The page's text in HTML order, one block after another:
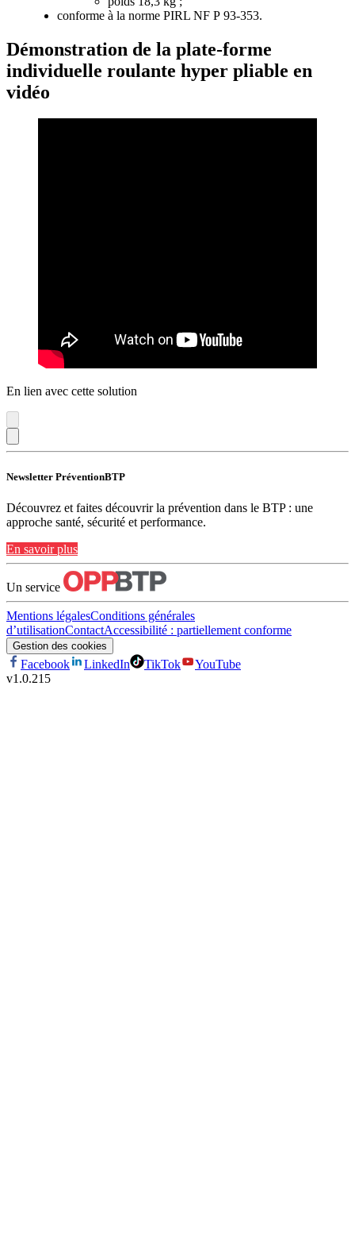
conforme à la norme PIRL NF P 93-353.
Démonstration de la plate-forme
individuelle roulante hyper pliable en
vidéo
En lien avec cette solution
Newsletter PréventionBTP
Découvrez et faites découvrir la prévention dans le BTP : une
approche santé, sécurité et performance.
En savoir plus
Un service
Mentions légalesConditions générales
d’utilisationContactAccessibilité : partiellement conforme
Gestion des cookies
Facebook LinkedIn TikTok
YouTube
v1.0.215